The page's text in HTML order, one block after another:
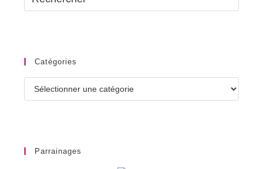
Catégories
Parrainages